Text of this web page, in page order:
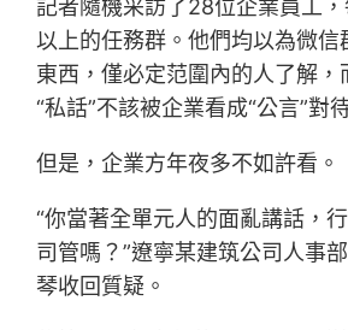
記者隨機采訪了28位企業員工
以上的任務群。他們均以為微信
東西，僅必定范圍內的人了解，
“私話”不該被企業看成“公言”對
但是，企業方年夜多不如許看。
“你當著全單元人的面亂講話，
司管嗎？”遼寧某建筑公司人事
琴收回質疑。